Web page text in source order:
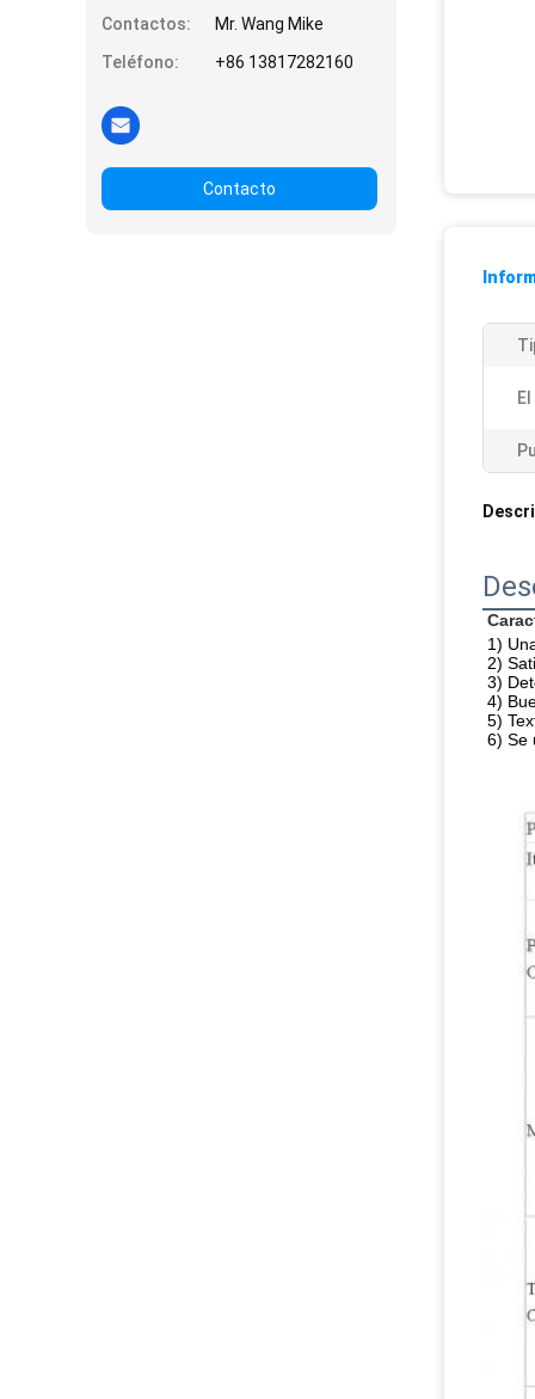
Contactos:
Mr. Wang Mike
Teléfono:
+86 13817282160
Contacto
1)
2)
3)
4)
5)
6) Se